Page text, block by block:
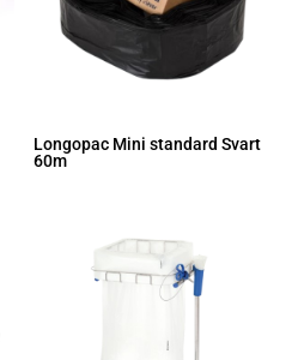
Longopac Mini standard Svart
60m